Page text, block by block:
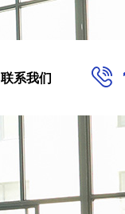
联系我们